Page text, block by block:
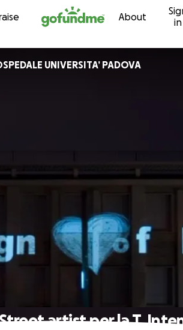
Skip to content About
in
UNIVERSITA’ PADOVA
artist per la T.